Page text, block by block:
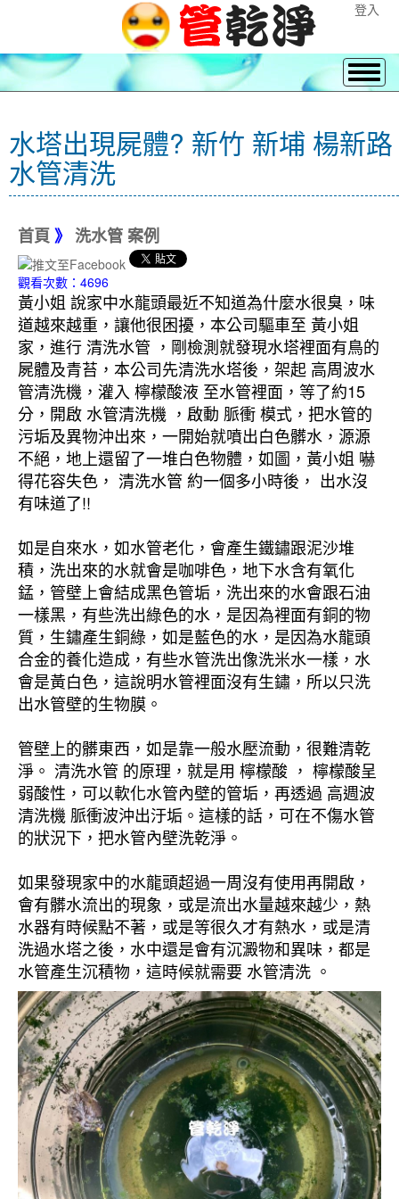
登入
水塔出現屍體? 新竹 新埔 楊新路
水管清洗
首頁 》 洗水管 案例
觀看次數：4696
黃小姐 說家中水龍頭最近不知道為什麼水很臭，味
道越來越重，讓他很困擾，本公司驅車至 黃小姐
家，進行 清洗水管 ，剛檢測就發現水塔裡面有鳥的
屍體及青苔，本公司先清洗水塔後，架起 高周波水
管清洗機，灌入 檸檬酸液 至水管裡面，等了約15
分，開啟 水管清洗機 ，啟動 脈衝 模式，把水管的
污垢及異物沖出來，一開始就噴出白色髒水，源源
不絕，地上還留了一堆白色物體，如圖，黃小姐 嚇
得花容失色， 清洗水管 約一個多小時後， 出水沒
有味道了!!
如是自來水，如水管老化，會產生鐵鏽跟泥沙堆
積，洗出來的水就會是咖啡色，地下水含有氧化
錳，管壁上會結成黑色管垢，洗出來的水會跟石油
一樣黑，有些洗出綠色的水，是因為裡面有銅的物
質，生鏽產生銅綠，如是藍色的水，是因為水龍頭
合金的養化造成，有些水管洗出像洗米水一樣，水
會是黃白色，這說明水管裡面沒有生鏽，所以只洗
出水管壁的生物膜。
管壁上的髒東西，如是靠一般水壓流動，很難清乾
淨。 清洗水管 的原理，就是用 檸檬酸 ， 檸檬酸呈
弱酸性，可以軟化水管內壁的管垢，再透過 高週波
清洗機 脈衝波沖出汙垢。這樣的話，可在不傷水管
的狀況下，把水管內壁洗乾淨。
如果發現家中的水龍頭超過一周沒有使用再開啟，
會有髒水流出的現象，或是流出水量越來越少，熱
水器有時候點不著，或是等很久才有熱水，或是清
洗過水塔之後，水中還是會有沉澱物和異味，都是
水管產生沉積物，這時候就需要 水管清洗 。